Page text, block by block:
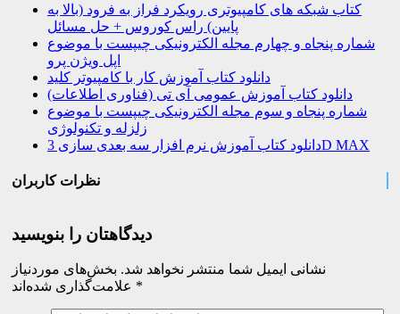
کتاب شبکه های کامپیوتری رویکرد فراز به فرود (بالا به
پایین) راس کوروس + حل مسائل
شماره پنجاه و چهارم مجله الکترونیکی چیپست با موضوع
اپل ویژن پرو
دانلود کتاب آموزش کار با کامپیوتر کلید
دانلود کتاب آموزش عمومی آی تی (فناوری اطلاعات)
شماره پنجاه و سوم مجله الکترونیکی چیپست با موضوع
زلزله و تکنولوژی
دانلود کتاب آموزش نرم افزار سه بعدی سازی 3D MAX
نظرات کاربران
دیدگاهتان را بنویسید
نشانی ایمیل شما منتشر نخواهد شد. بخش‌های موردنیاز
*